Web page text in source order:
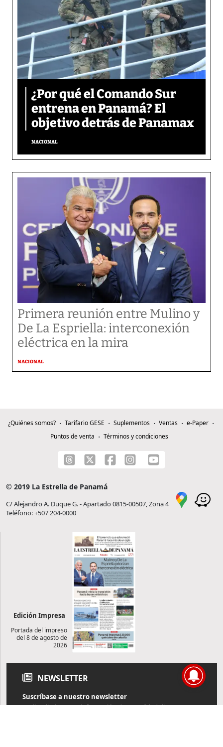
¿Por qué el Comando Sur
entrena en Panamá? El
objetivo detrás de Panamax
NACIONAL
Primera reunión entre Mulino y
De La Espriella: interconexión
eléctrica en la mira
NACIONAL
¿Quiénes somos? Tarifario GESE Suplementos Ventas
e-Paper
Puntos de venta
Términos y condiciones
© 2019 La Estrella de Panamá
C/ Alejandro A. Duque G. - Apartado 0815-00507, Zona 4
Teléfono: +507 204-0000
Edición Impresa
Portada del impreso
del 8 de agosto de
2026
NEWSLETTER
Suscríbase a nuestro newsletter
Reciba diariamente información de actualidad directamente en